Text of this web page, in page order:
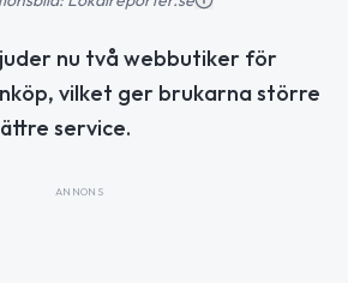
nu två webbutiker för
vilket ger brukarna större
service.
ANNONS